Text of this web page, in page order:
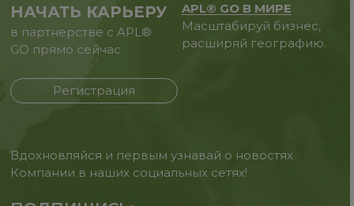
НАЧАТЬ КАРЬЕРУ
в партнерстве с APL®
GO прямо сейчас
Регистрация
APL® GO В МИРЕ
Масштабируй бизнес,
расширяй географию.
Вдохновляйся и первым узнавай о новостях
Компании в наших социальных сетях!